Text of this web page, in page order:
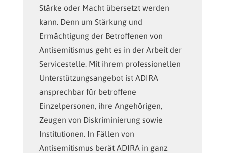
Stärke oder Macht übersetzt werden
kann. Denn um Stärkung und
Ermächtigung der Betroffenen von
Antisemitismus geht es in der Arbeit der
Servicestelle. Mit ihrem professionellen
Unterstützungsangebot ist ADIRA
ansprechbar für betroffene
Einzelpersonen, ihre Angehörigen,
Zeugen von Diskriminierung sowie
Institutionen. In Fällen von
Antisemitismus berät ADIRA in ganz